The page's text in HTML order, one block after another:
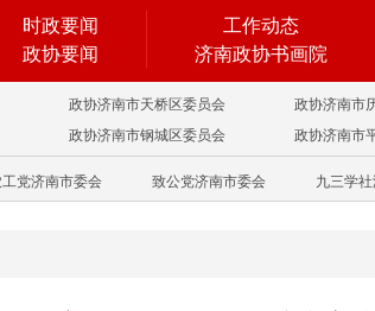
时政要闻
政协要闻
工作动态
济南政协书画院
政协济南市天桥区委员会 政协济南市
政协济南市钢城区委员会 政协济南市
工党济南市委会 致公党济南市委会 九三学